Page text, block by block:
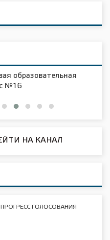
образовательная
№16
НА КАНАЛ
ПРОГРЕСС ГОЛОСОВАНИЯ